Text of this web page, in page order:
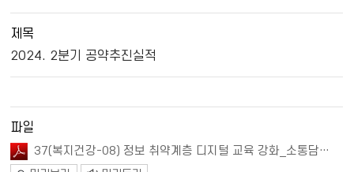
제목
2024. 2분기 공약추진실적
파일
37(복지건강-08) 정보 취약계층 디지털 교육 강화_소통담당관_(완료).pdf